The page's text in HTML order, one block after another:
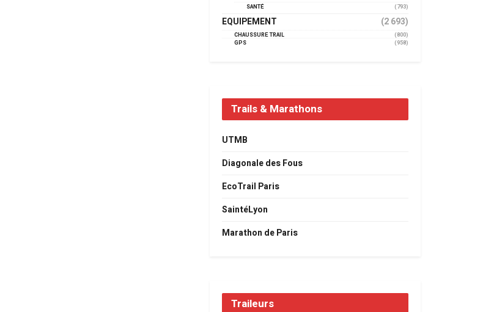
SANTÉ
(793)
EQUIPEMENT (2 693)
CHAUSSURE TRAIL
(800)
GPS
(958)
Trails & Marathons
UTMB
Diagonale des Fous
EcoTrail Paris
SaintéLyon
Marathon de Paris
Traileurs